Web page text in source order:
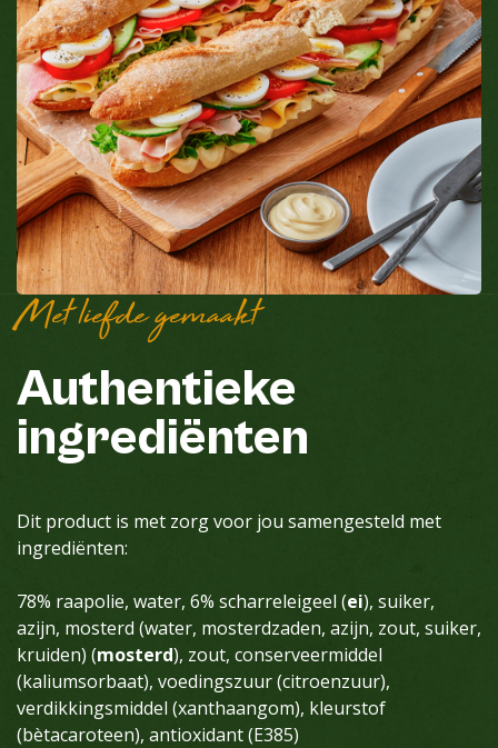
Met liefde gemaakt
Authentieke
ingrediënten
Dit product is met zorg voor jou samengesteld met
ingrediënten:
78% raapolie, water, 6% scharreleigeel (ei), suiker,
azijn, mosterd (water, mosterdzaden, azijn, zout, suiker,
kruiden) (mosterd), zout, conserveermiddel
(kaliumsorbaat), voedingszuur (citroenzuur),
verdikkingsmiddel (xanthaangom), kleurstof
(bètacaroteen), antioxidant (E385)